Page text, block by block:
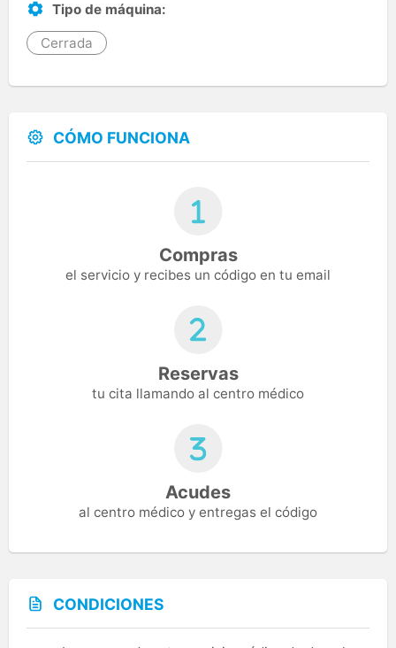
Tipo de máquina:
Cerrada
CÓMO FUNCIONA
Compras
el servicio y recibes un código en tu email
Reservas
tu cita llamando al centro médico
Acudes
al centro médico y entregas el código
CONDICIONES